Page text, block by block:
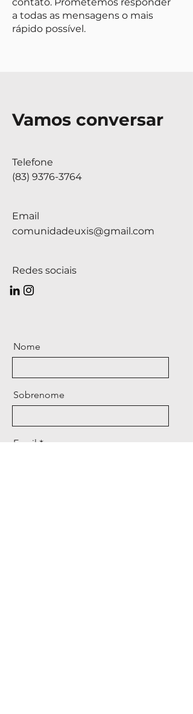
a todas as mensagens o mais
rápido possível.
Vamos conversar
Telefone
(83) 9376-3764
Email
comunidadeuxis@gmail.com
Redes sociais
Nome
Sobrenome
Email